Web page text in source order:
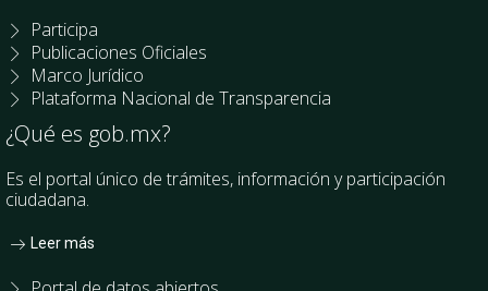
Participa
Publicaciones Oficiales
Marco Jurídico
Plataforma Nacional de Transparencia
¿Qué es gob.mx?
Es el portal único de trámites, información y participación
ciudadana.
Leer más